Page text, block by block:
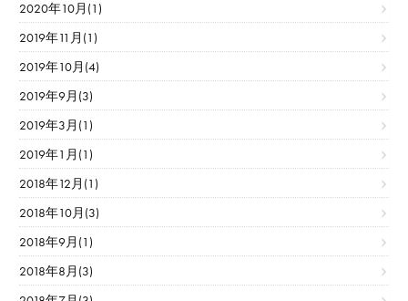
2020年10月(1)
2019年11月(1)
2019年10月(4)
2019年9月(3)
2019年3月(1)
2019年1月(1)
2018年12月(1)
2018年10月(3)
2018年9月(1)
2018年8月(3)